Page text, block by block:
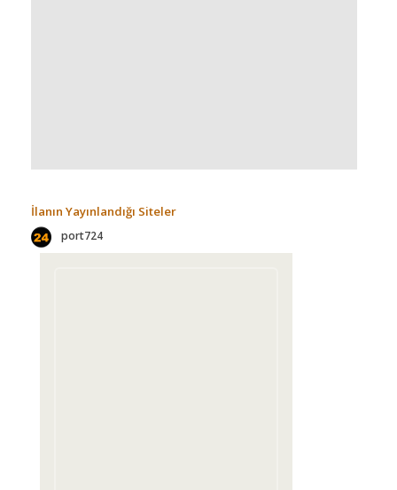
İlanın Yayınlandığı Siteler
port724